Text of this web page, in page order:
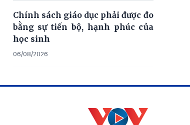
Chính sách giáo dục phải được đo
bằng sự tiến bộ, hạnh phúc của
học sinh
06/08/2026